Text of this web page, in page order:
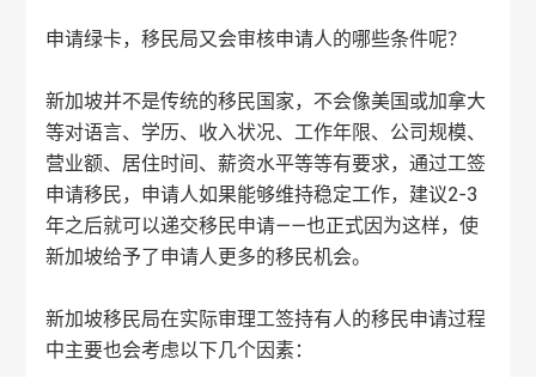
申请绿卡，移民局又会审核申请人的哪些条件呢？
新加坡并不是传统的移民国家，不会像美国或加拿大
等对语言、学历、收入状况、工作年限、公司规模、
营业额、居住时间、薪资水平等等有要求，通过工签
申请移民，申请人如果能够维持稳定工作，建议2-3
年之后就可以递交移民申请——也正式因为这样，使
新加坡给予了申请人更多的移民机会。
新加坡移民局在实际审理工签持有人的移民申请过程
中主要也会考虑以下几个因素：